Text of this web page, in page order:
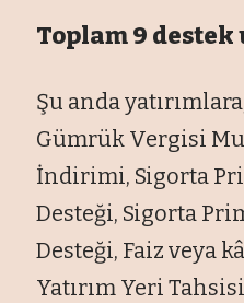
Toplam 9
Şu anda
Gümrük Vergisi
İndirimi, Sigorta
Desteği, Sigorta
Desteği, Faiz veya
Yatırım Yeri